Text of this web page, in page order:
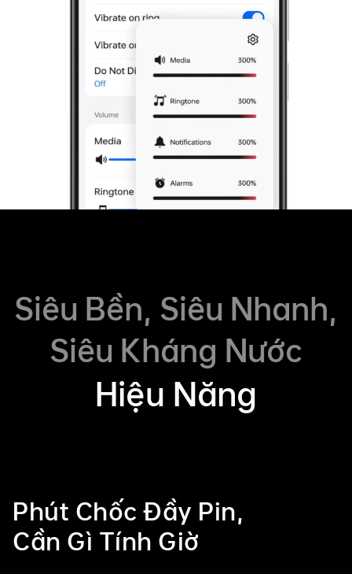
Siêu Bền, Siêu Nhanh,
Siêu Kháng Nước
Hiệu Năng
Phút Chốc Đầy Pin,
Cần Gì Tính Giờ